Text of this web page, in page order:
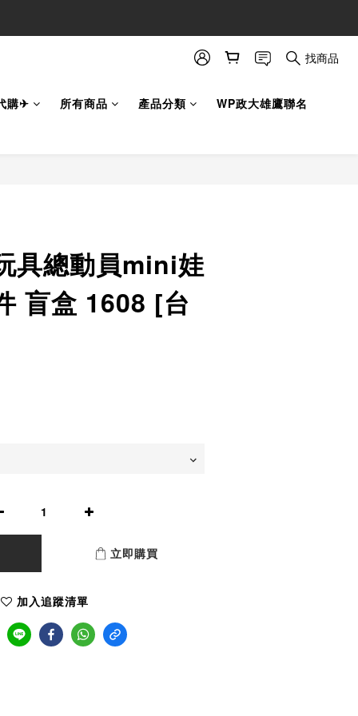
找商品
購✈ 所有商品 產品分類 WP政大雄鷹聯名
具總動員mini娃
盲盒 1608 [台
立即購買
加入追蹤清單